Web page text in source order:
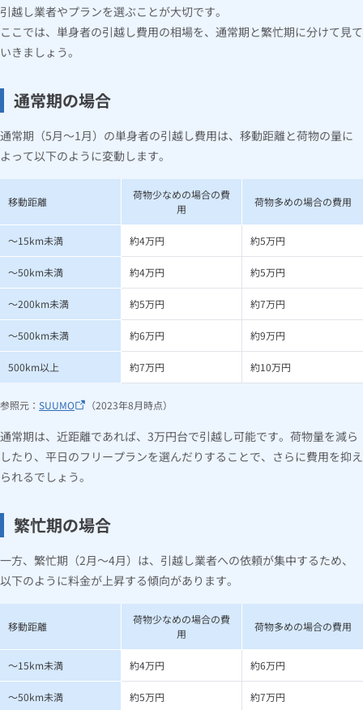
6.3 サービス内容を確認する
6.4
保険の有無を確認する
6.5
訪問見積りでこまかい点を相談する
7.1 女性の1人暮らしの引越し費用はいくらですか？
7.3 引越し費用はいつ払うべきですか？
7.4 「単身プラン」と「単身パック」の違いは何ですか？
8. 引越し費用の相場を把握しお得に引越ししよう！
引越し業者やプランを選ぶことが大切です。
ここでは、単身者の引越し費用の相場を、通常期と繁忙期に分けて見て
いきましょう。
通常期の場合
通常期（5月～1月）の単身者の引越し費用は、移動距離と荷物の量に
よって以下のように変動します。
移動距離
荷物少なめの場合の費
用
荷物多めの場合の費用
～15km未満 約4万円 約5万円
～50km未満 約4万円 約5万円
～200km未満 約5万円 約7万円
～500km未満 約6万円 約9万円
500km以上 約7万円 約10万円
参照元： SUUMO （2023年8月時点）
通常期は、近距離であれば、3万円台で引越し可能です。荷物量を減ら
したり、平日のフリープランを選んだりすることで、さらに費用を抑え
られるでしょう。
繁忙期の場合
一方、繁忙期（2月～4月）は、引越し業者への依頼が集中するため、
以下のように料金が上昇する傾向があります。
移動距離
荷物少なめの場合の費
用
荷物多めの場合の費用
～15km未満 約4万円 約6万円
～50km未満 約5万円 約7万円